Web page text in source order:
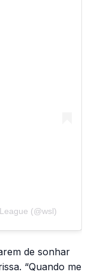
(@wsl)
de sonhar
“Quando me